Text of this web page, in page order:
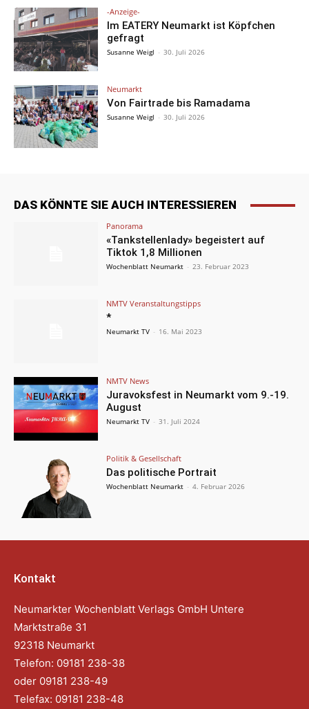
-Anzeige-
Im EATERY Neumarkt ist Köpfchen
gefragt
Susanne Weigl - 30. Juli 2026
Neumarkt
Von Fairtrade bis Ramadama
Susanne Weigl - 30. Juli 2026
DAS KÖNNTE SIE AUCH INTERESSIEREN
Panorama
«Tankstellenlady» begeistert auf
Tiktok 1,8 Millionen
Wochenblatt Neumarkt - 23. Februar 2023
NMTV Veranstaltungstipps
*
Neumarkt TV - 16. Mai 2023
NMTV News
Juravoksfest in Neumarkt vom 9.-19.
August
Neumarkt TV - 31. Juli 2024
Politik & Gesellschaft
Das politische Portrait
Wochenblatt Neumarkt - 4. Februar 2026
Kontakt
Neumarkter Wochenblatt Verlags GmbH Untere
Marktstraße 31
92318 Neumarkt
Telefon: 09181 238-38
oder 09181 238-49
Telefax: 09181 238-48